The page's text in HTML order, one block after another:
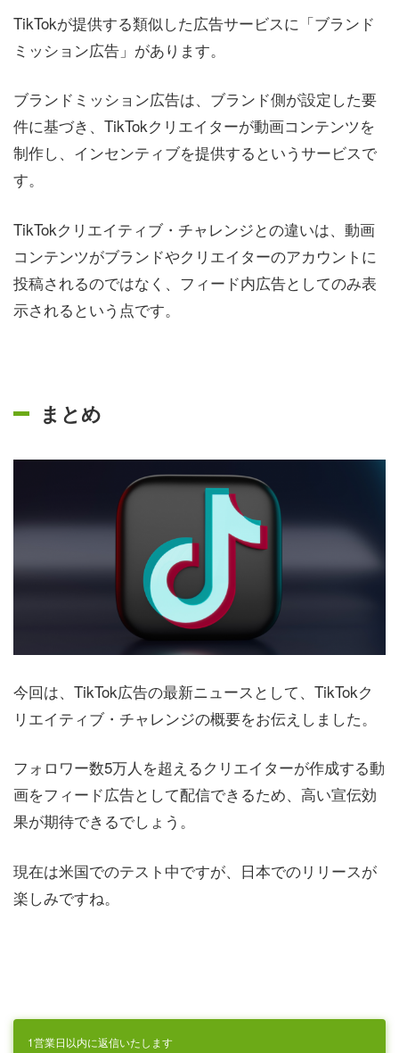
TikTokが提供する類似した広告サービスに「ブランド
ミッション広告」があります。
ブランドミッション広告は、ブランド側が設定した要
件に基づき、TikTokクリエイターが動画コンテンツを
制作し、インセンティブを提供するというサービスで
す。
TikTokクリエイティブ・チャレンジとの違いは、動画
コンテンツがブランドやクリエイターのアカウントに
投稿されるのではなく、フィード内広告としてのみ表
示されるという点です。
まとめ
今回は、TikTok広告の最新ニュースとして、TikTokク
リエイティブ・チャレンジの概要をお伝えしました。
フォロワー数5万人を超えるクリエイターが作成する動
画をフィード広告として配信できるため、高い宣伝効
果が期待できるでしょう。
現在は米国でのテスト中ですが、日本でのリリースが
楽しみですね。
1営業日以内に返信いたします